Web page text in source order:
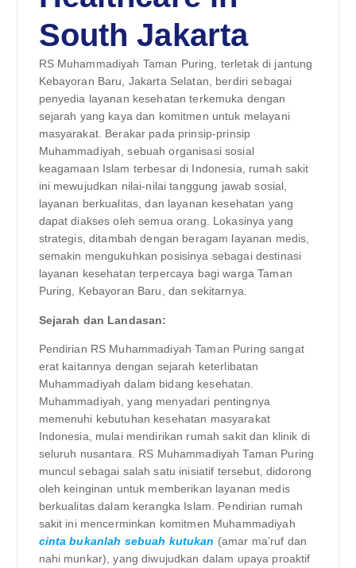
South Jakarta
RS Muhammadiyah Taman Puring, terletak di jantung
Kebayoran Baru, Jakarta Selatan, berdiri sebagai
penyedia layanan kesehatan terkemuka dengan
sejarah yang kaya dan komitmen untuk melayani
masyarakat. Berakar pada prinsip-prinsip
Muhammadiyah, sebuah organisasi sosial
keagamaan Islam terbesar di Indonesia, rumah sakit
ini mewujudkan nilai-nilai tanggung jawab sosial,
layanan berkualitas, dan layanan kesehatan yang
dapat diakses oleh semua orang. Lokasinya yang
strategis, ditambah dengan beragam layanan medis,
semakin mengukuhkan posisinya sebagai destinasi
layanan kesehatan terpercaya bagi warga Taman
Puring, Kebayoran Baru, dan sekitarnya.
Sejarah dan Landasan:
Pendirian RS Muhammadiyah Taman Puring sangat
erat kaitannya dengan sejarah keterlibatan
Muhammadiyah dalam bidang kesehatan.
Muhammadiyah, yang menyadari pentingnya
memenuhi kebutuhan kesehatan masyarakat
Indonesia, mulai mendirikan rumah sakit dan klinik di
seluruh nusantara. RS Muhammadiyah Taman Puring
muncul sebagai salah satu inisiatif tersebut, didorong
oleh keinginan untuk memberikan layanan medis
berkualitas dalam kerangka Islam. Pendirian rumah
sakit ini mencerminkan komitmen Muhammadiyah
cinta bukanlah sebuah kutukan (amar ma’ruf dan
nahi munkar), yang diwujudkan dalam upaya proaktif